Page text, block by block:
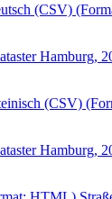
(CSV)
Hamburg,
(CSV)
Hamburg,